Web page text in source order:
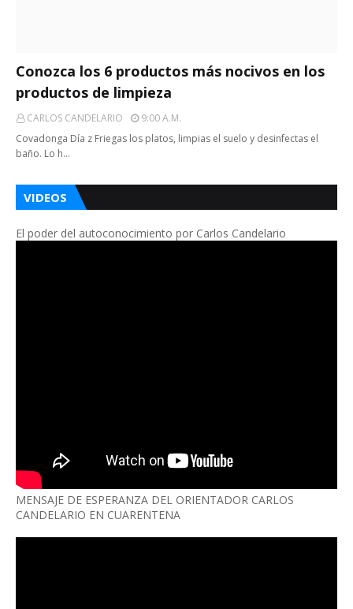
Conozca los 6 productos más nocivos en los
productos de limpieza
CARLOS CANDELARIO
9:00 A.m.
Covadonga Día z Friegas los platos, limpias el suelo y desinfectas el
baño. Lo h…
VIDEOS
El poder del autoconocimiento por Carlos Candelario
MENSAJE DE ESPERANZA DEL ORIENTADOR CARLOS
CANDELARIO EN CUARENTENA